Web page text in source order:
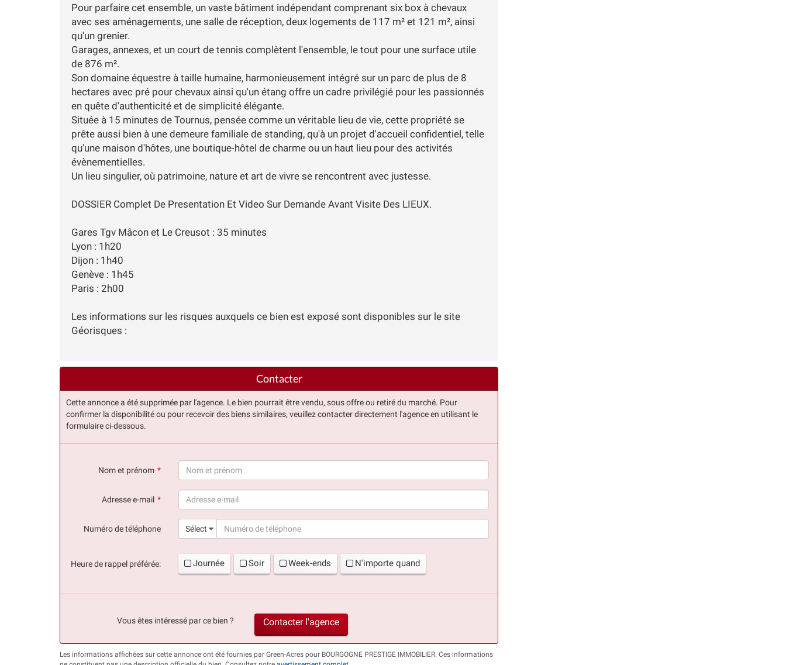
Pour parfaire cet ensemble, un vaste bâtiment indépendant comprenant six box à chevaux
avec ses aménagements, une salle de réception, deux logements de 117 m² et 121 m², ainsi
qu'un grenier.
Garages, annexes, et un court de tennis complètent l'ensemble, le tout pour une surface utile
de 876 m².
Son domaine équestre à taille humaine, harmonieusement intégré sur un parc de plus de 8
hectares avec pré pour chevaux ainsi qu'un étang offre un cadre privilégié pour les passionnés
en quête d'authenticité et de simplicité élégante.
Située à 15 minutes de Tournus, pensée comme un véritable lieu de vie, cette propriété se
prête aussi bien à une demeure familiale de standing, qu'à un projet d'accueil confidentiel, telle
qu'une maison d'hôtes, une boutique-hôtel de charme ou un haut lieu pour des activités
évènementielles.
Un lieu singulier, où patrimoine, nature et art de vivre se rencontrent avec justesse.
DOSSIER Complet De Presentation Et Video Sur Demande Avant Visite Des LIEUX.
Gares Tgv Mâcon et Le Creusot : 35 minutes
Lyon : 1h20
Dijon : 1h40
Genève : 1h45
Paris : 2h00
Les informations sur les risques auxquels ce bien est exposé sont disponibles sur le site
Géorisques :
Contacter
Cette annonce a été supprimée par l'agence. Le bien pourrait être vendu, sous offre ou retiré du marché. Pour
confirmer la disponibilité ou pour recevoir des biens similaires, veuillez contacter directement l'agence en utilisant le
formulaire ci-dessous.
Nom et prénom
Adresse e-mail
Numéro de téléphone
Sélect
Heure de rappel préférée: Journée Soir Week-ends N'importe quand
Vous êtes intéressé par ce bien ? Contacter l'agence
Les informations affichées sur cette annonce ont été fournies par Green-Acres pour BOURGOGNE PRESTIGE IMMOBILIER. Ces informations